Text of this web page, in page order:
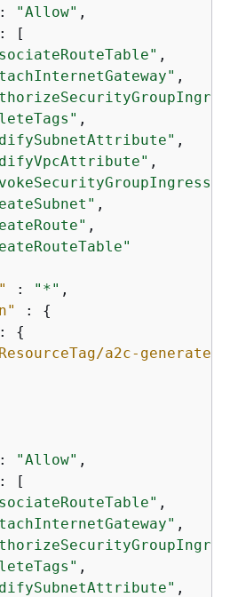
"Allow" ,
[
,
,
,
,
,
,
,
: "*" ,
: {
{
a2c-generated"
"Allow" ,
[
,
,
,
,